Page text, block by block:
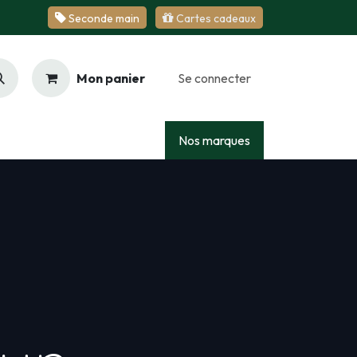
Se​​​​conde ​​​​m​​a​​in Cartes cadeaux
Mon panier Se connecter
Nos marques